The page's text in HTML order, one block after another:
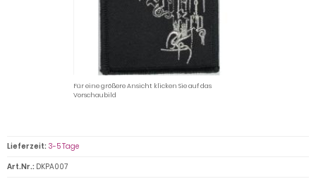
Für eine größere Ansicht klicken Sie auf das
Vorschaubild
Lieferzeit: 3-5 Tage
Art.Nr.: DKPA007